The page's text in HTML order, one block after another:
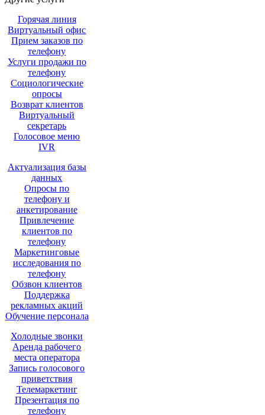
Горячая линия
Виртуальный офис
Прием заказов по
телефону
Услуги продажи по
телефону
Социологические
опросы
Возврат клиентов
Виртуальный
секретарь
Голосовое меню
IVR
Актуализация базы
данных
Опросы по
телефону и
анкетирование
Привлечение
клиентов по
телефону
Маркетинговые
исследования по
телефону
Обзвон клиентов
Поддержка
рекламных акций
Обучение персонала
Холодные звонки
Аренда рабочего
места оператора
Запись голосового
приветствия
Телемаркетинг
Презентация по
телефону